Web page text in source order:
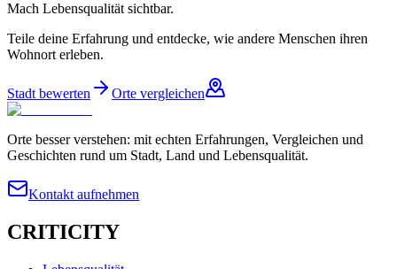
Mach Lebensqualität sichtbar.
Teile deine Erfahrung und entdecke, wie andere Menschen ihren
Wohnort erleben.
Stadt bewerten Orte vergleichen
Orte besser verstehen: mit echten Erfahrungen, Vergleichen und
Geschichten rund um Stadt, Land und Lebensqualität.
Kontakt aufnehmen
CRITICITY